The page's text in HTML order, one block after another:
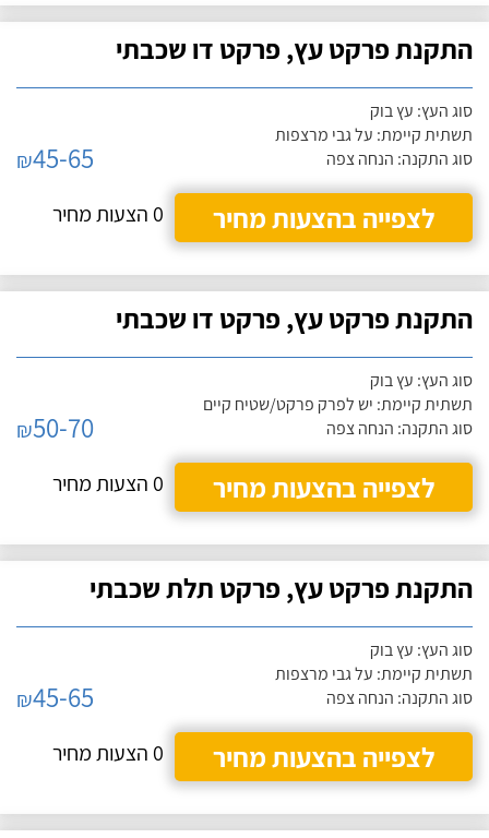
התקנת פרקט עץ, פרקט דו שכבתי
סוג העץ: עץ בוק
תשתית קיימת: על גבי מרצפות
סוג התקנה: הנחה צפה
₪45-65
לצפייה בהצעות מחיר
0 הצעות מחיר
התקנת פרקט עץ, פרקט דו שכבתי
סוג העץ: עץ בוק
תשתית קיימת: יש לפרק פרקט/שטיח קיים
סוג התקנה: הנחה צפה
₪50-70
לצפייה בהצעות מחיר
0 הצעות מחיר
התקנת פרקט עץ, פרקט תלת שכבתי
סוג העץ: עץ בוק
תשתית קיימת: על גבי מרצפות
סוג התקנה: הנחה צפה
₪45-65
לצפייה בהצעות מחיר
0 הצעות מחיר